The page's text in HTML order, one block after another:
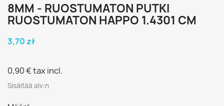
8MM - RUOSTUMATON PUTKI
RUOSTUMATON HAPPO 1.4301 CM
3,70 zł
0,90 €tax incl.
Sisältää alv:n